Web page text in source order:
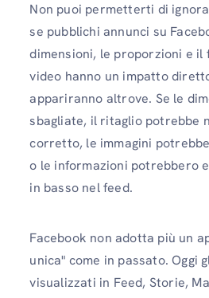
Non puoi permetterti di
se pubblichi annunci su
dimensioni, le proporzioni e il
video hanno un impatto
appariranno altrove. Se le
sbagliate, il ritaglio potrebbe
corretto, le immagini
o le informazioni potrebbero
in basso nel feed.
Facebook non adotta più un
unica" come in passato. Oggi
visualizzati in Feed, Storie,